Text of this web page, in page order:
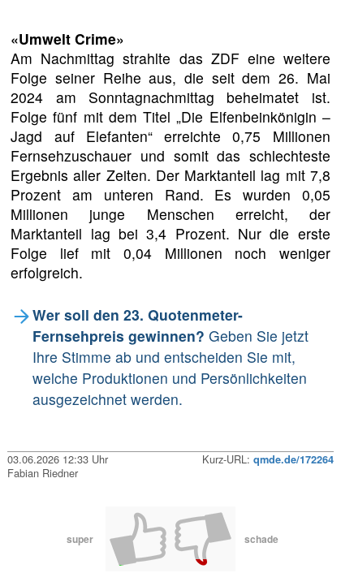
«Umwelt Crime»
Am Nachmittag strahlte das ZDF eine weitere
Folge seiner Reihe aus, die seit dem 26. Mai
2024 am Sonntagnachmittag beheimatet ist.
Folge fünf mit dem Titel „Die Elfenbeinkönigin –
Jagd auf Elefanten“ erreichte 0,75 Millionen
Fernsehzuschauer und somit das schlechteste
Ergebnis aller Zeiten. Der Marktanteil lag mit 7,8
Prozent am unteren Rand. Es wurden 0,05
Millionen junge Menschen erreicht, der
Marktanteil lag bei 3,4 Prozent. Nur die erste
Folge lief mit 0,04 Millionen noch weniger
erfolgreich.
Wer soll den 23. Quotenmeter-
Fernsehpreis gewinnen? Geben Sie jetzt
Ihre Stimme ab und entscheiden Sie mit,
welche Produktionen und Persönlichkeiten
ausgezeichnet werden.
03.06.2026 12:33 Uhr Kurz-URL: qmde.de/172264
Fabian Riedner
super schade